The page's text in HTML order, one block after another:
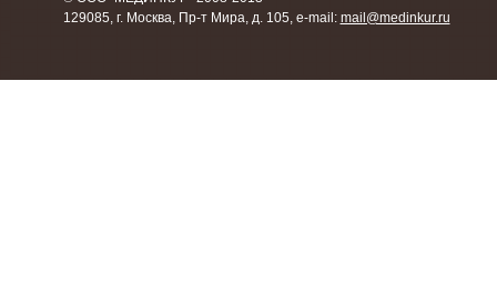
129085, г. Москва, Пр-т Мира, д. 105, e-mail: mail@medinkur.ru